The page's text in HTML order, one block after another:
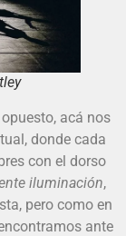
acá nos
donde cada
con el dorso
iluminación,
pero como en
ante